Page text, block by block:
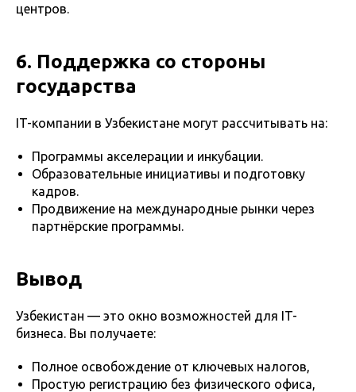
центров.
6. Поддержка со стороны
государства
IT-компании в Узбекистане могут рассчитывать на:
Программы акселерации и инкубации.
Образовательные инициативы и подготовку
кадров.
Продвижение на международные рынки через
партнёрские программы.
Вывод
Узбекистан — это окно возможностей для IT-
бизнеса. Вы получаете:
Полное освобождение от ключевых налогов,
Простую регистрацию без физического офиса,